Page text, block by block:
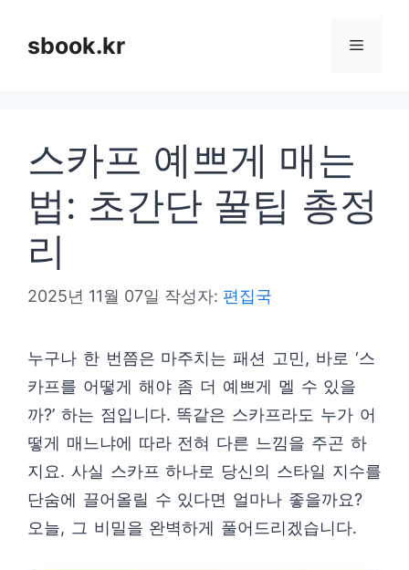
sbook.kr 메
스카프 예쁘게 매는
법: 초간단 꿀팁 총정
리
2025년 11월 07일 작성자: 편집국
누구나 한 번쯤은 마주치는 패션 고민, 바로 ‘스
카프를 어떻게 해야 좀 더 예쁘게 멜 수 있을
까?’ 하는 점입니다. 똑같은 스카프라도 누가 어
떻게 매느냐에 따라 전혀 다른 느낌을 주곤 하
지요. 사실 스카프 하나로 당신의 스타일 지수를
단숨에 끌어올릴 수 있다면 얼마나 좋을까요?
오늘, 그 비밀을 완벽하게 풀어드리겠습니다.